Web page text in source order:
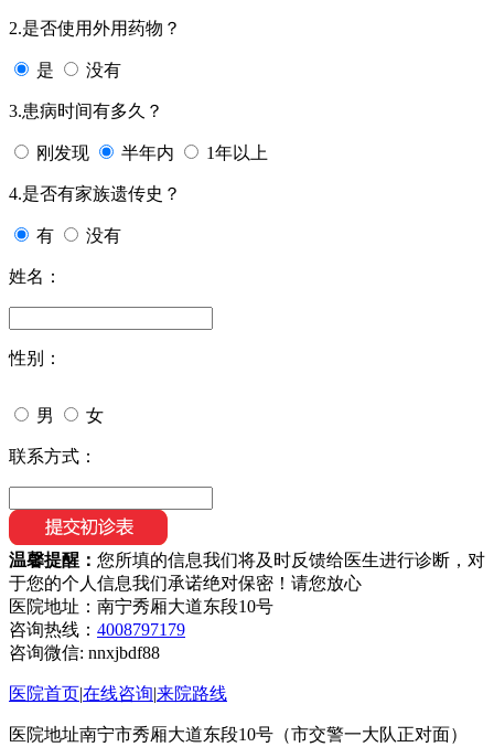
2.是否使用外用药物？
是 没有
3.患病时间有多久？
刚发现 半年内 1年以上
4.是否有家族遗传史？
有 没有
姓名：
性别：
男 女
联系方式：
温馨提醒： 您所填的信息我们将及时反馈给医生进行诊断，对
于您的个人信息我们承诺绝对保密！请您放心
医院地址：南宁秀厢大道东段10号
咨询热线： 4008797179
咨询微信: nnxjbdf88
医院首页|在线咨询|来院路线
医院地址南宁市秀厢大道东段10号（市交警一大队正对面）